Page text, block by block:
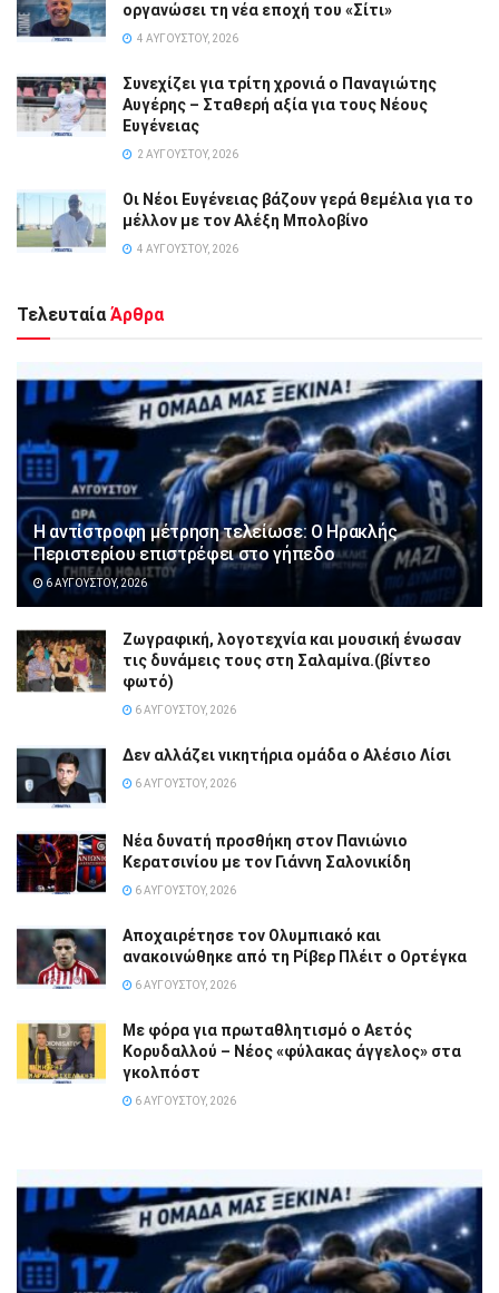
οργανώσει τη νέα εποχή του «Σίτι»
4 ΑΥΓΟΎΣΤΟΥ, 2026
Συνεχίζει για τρίτη χρονιά ο Παναγιώτης
Αυγέρης – Σταθερή αξία για τους Νέους
Ευγένειας
2 ΑΥΓΟΎΣΤΟΥ, 2026
Οι Νέοι Ευγένειας βάζουν γερά θεμέλια για το
μέλλον με τον Αλέξη Μπολοβίνο
4 ΑΥΓΟΎΣΤΟΥ, 2026
Τελευταία Άρθρα
Η αντίστροφη μέτρηση τελείωσε: Ο Ηρακλής
Περιστερίου επιστρέφει στο γήπεδο
6 ΑΥΓΟΎΣΤΟΥ, 2026
Ζωγραφική, λογοτεχνία και μουσική ένωσαν
τις δυνάμεις τους στη Σαλαμίνα.(βίντεο
φωτό)
6 ΑΥΓΟΎΣΤΟΥ, 2026
Δεν αλλάζει νικητήρια ομάδα ο Αλέσιο Λίσι
6 ΑΥΓΟΎΣΤΟΥ, 2026
Νέα δυνατή προσθήκη στον Πανιώνιο
Κερατσινίου με τον Γιάννη Σαλονικίδη
6 ΑΥΓΟΎΣΤΟΥ, 2026
Αποχαιρέτησε τον Ολυμπιακό και
ανακοινώθηκε από τη Ρίβερ Πλέιτ ο Ορτέγκα
6 ΑΥΓΟΎΣΤΟΥ, 2026
Με φόρα για πρωταθλητισμό ο Αετός
Κορυδαλλού – Νέος «φύλακας άγγελος» στα
γκολπόστ
6 ΑΥΓΟΎΣΤΟΥ, 2026